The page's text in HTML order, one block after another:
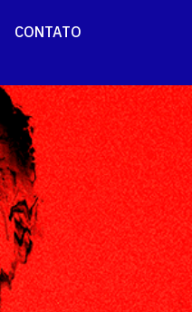
CONTATO